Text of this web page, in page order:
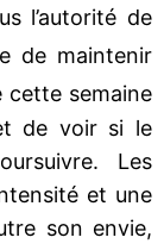
l’autorité de
de maintenir
cette semaine
de voir si le
Les
et une
son envie,